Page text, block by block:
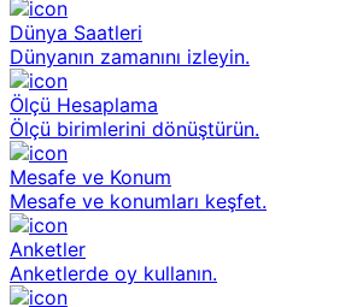
Dünya Saatleri
Dünyanın zamanını izleyin.
Ölçü Hesaplama
Ölçü birimlerini dönüştürün.
Mesafe ve Konum
Mesafe ve konumları keşfet.
Anketler
Anketlerde oy kullanın.